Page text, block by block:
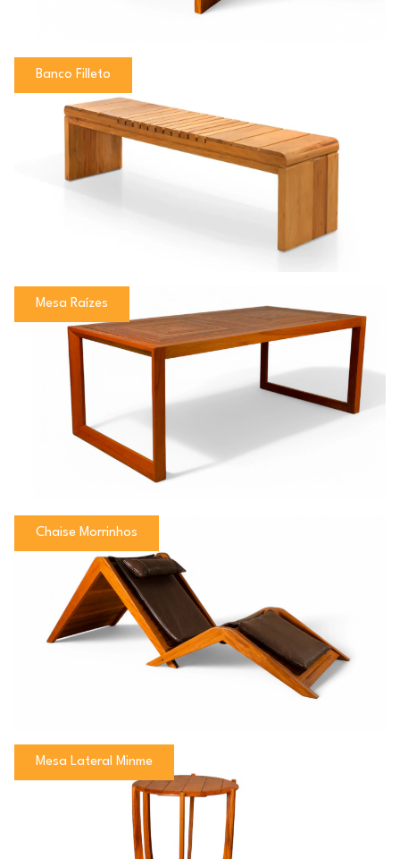
Banco Filleto
Mesa Raízes
Chaise Morrinhos
Mesa Lateral Minme